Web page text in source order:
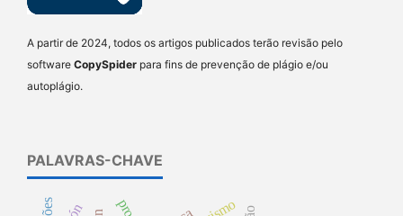
A partir de 2024, todos os artigos publicados terão revisão pelo
software CopySpider para fins de prevenção de plágio e/ou
autoplágio.
PALAVRAS-CHAVE